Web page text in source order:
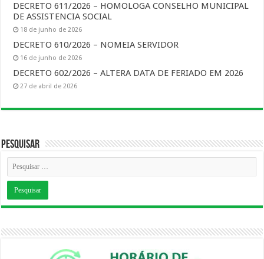
DECRETO 611/2026 – HOMOLOGA CONSELHO MUNICIPAL
DE ASSISTENCIA SOCIAL
18 de junho de 2026
DECRETO 610/2026 – NOMEIA SERVIDOR
16 de junho de 2026
DECRETO 602/2026 – ALTERA DATA DE FERIADO EM 2026
27 de abril de 2026
Pesquisar